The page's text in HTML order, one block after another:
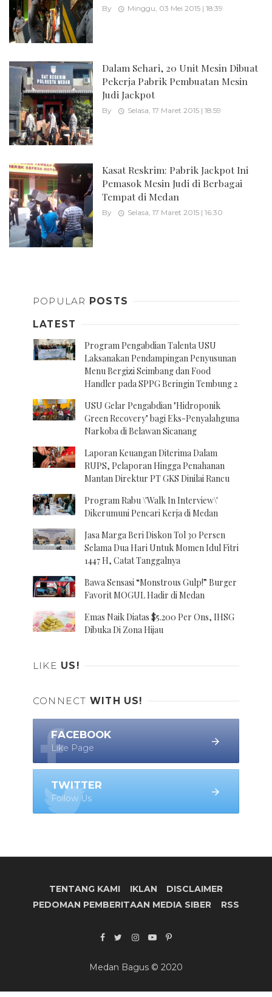
By Minggu, 03 Mei 2015 | 18:39
Dalam Sehari, 20 Unit Mesin Dibuat
Pekerja Pabrik Pembuatan Mesin
Judi Jackpot
By Selasa, 17 Maret 2015 | 18:59
Kasat Reskrim: Pabrik Jackpot Ini
Pemasok Mesin Judi di Berbagai
Tempat di Medan
By Selasa, 17 Maret 2015 | 16:30
POPULAR POSTS
LATEST
Program Pengabdian Talenta USU
Laksanakan Pendampingan Penyusunan
Menu Bergizi Seimbang dan Food
Handler pada SPPG Beringin Tembung 2
USU Gelar Pengabdian "Hidroponik
Green Recovery" bagi Eks-Penyalahguna
Narkoba di Belawan Sicanang
Laporan Keuangan Diterima Dalam
RUPS, Pelaporan Hingga Penahanan
Mantan Direktur PT GKS Dinilai Rancu
Program Rabu \'Walk In Interview\'
Dikerumuni Pencari Kerja di Medan
Jasa Marga Beri Diskon Tol 30 Persen
Selama Dua Hari Untuk Momen Idul Fitri
1447 H, Catat Tanggalnya
Bawa Sensasi “Monstrous Gulp!” Burger
Favorit MOGUL Hadir di Medan
Emas Naik Diatas $5.200 Per Ons, IHSG
Dibuka Di Zona Hijau
LIKE US!
CONNECT WITH US!
FACEBOOK
Like Page
TWITTER
Follow Us
TENTANG KAMI IKLAN
DISCLAIMER
PEDOMAN PEMBERITAAN MEDIA SIBER
RSS
Medan Bagus © 2020